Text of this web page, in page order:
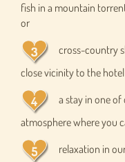
fish in a mountain
or
cross-country
close vicinity to the
a stay in one
atmosphere where you
relaxation in